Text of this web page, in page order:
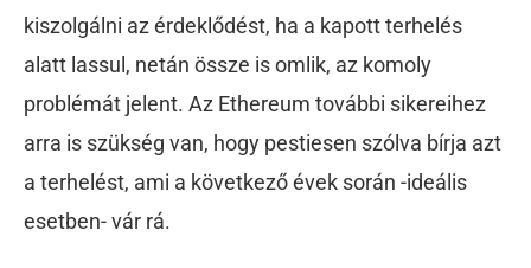
kiszolgálni az érdeklődést, ha a kapott terhelés
alatt lassul, netán össze is omlik, az komoly
problémát jelent. Az Ethereum további sikereihez
arra is szükség van, hogy pestiesen szólva bírja azt
a terhelést, ami a következő évek során -ideális
esetben- vár rá.